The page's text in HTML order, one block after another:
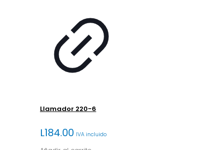
Llamador 220-6
L184.00 IVA incluido